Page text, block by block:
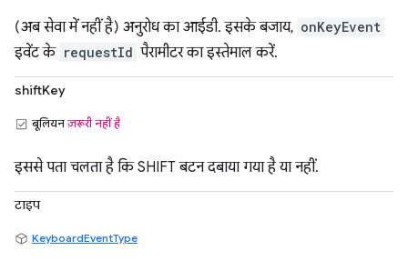
(अब सेवा में नहीं है) अनुरोध का आईडी. इसके बजाय, onKeyEvent
इवेंट के requestId पैरामीटर का इस्तेमाल करें.
shiftKey
बूलियनज़रूरी नहीं है
इससे पता चलता है कि SHIFT बटन दबाया गया है या नहीं.
टाइप
KeyboardEventType